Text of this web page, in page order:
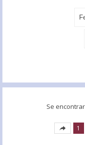
Se
1